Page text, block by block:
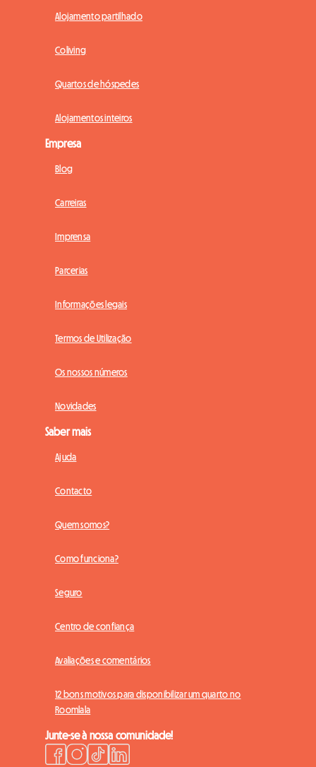
Alojamento partilhado
Coliving
Quartos de hóspedes
Alojamentos inteiros
Empresa
Blog
Carreiras
Imprensa
Parcerias
Informações legais
Termos de Utilização
Os nossos números
Novidades
Saber mais
Ajuda
Contacto
Quem somos?
Como funciona?
Seguro
Centro de confiança
Avaliações e comentários
12 bons motivos para disponibilizar um quarto no
Roomlala
Junte-se à nossa comunidade!